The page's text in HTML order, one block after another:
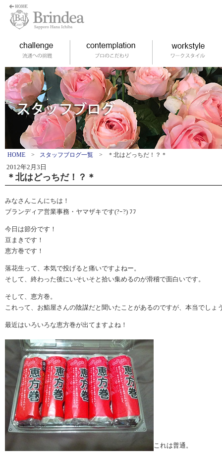
HOME > スタッフブログ一覧 > ＊北はどっちだ！？＊
2012年2月3日
＊北はどっちだ！？＊
みなさんこんにちは！
ブランディア営業事務・ヤマザキです(?ｰ?) ﾌﾌ
今日は節分です！
豆まきです！
恵方巻です！
落花生って、本気で投げると痛いですよねー。
そして、終わった後にいそいそと拾い集めるのが滑稽で面白いです。
そして、恵方巻。
これって、お鮨屋さんの陰謀だと聞いたことがあるのですが、本当でしょ
最近はいろいろな恵方巻が出てますよね！
これは普通。